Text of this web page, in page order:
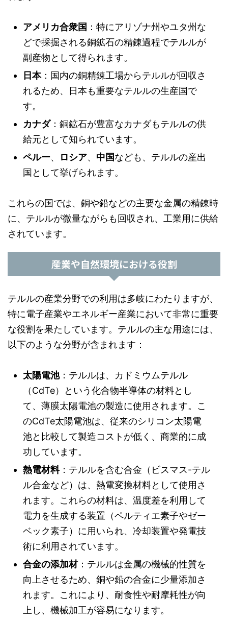
アメリカ合衆国 ：特にアリゾナ州やユタ州な
どで採掘される銅鉱石の精錬過程でテルルが
副産物として得られます。
日本：国内の銅精錬工場からテルルが回収さ
れるため、日本も重要なテルルの生産国で
す。
カナダ：銅鉱石が豊富なカナダもテルルの供
給元として知られています。
ペルー、 ロシア、 中国なども、テルルの産出
国として挙げられます。
これらの国では、銅や鉛などの主要な金属の精錬時
に、テルルが微量ながらも回収され、工業用に供給
されています。
産業や自然環境における役割
テルルの産業分野での利用は多岐にわたりますが、
特に電子産業やエネルギー産業において非常に重要
な役割を果たしています。テルルの主な用途には、
以下のような分野が含まれます：
太陽電池：テルルは、カドミウムテルル
（CdTe）という化合物半導体の材料とし
て、薄膜太陽電池の製造に使用されます。こ
のCdTe太陽電池は、従来のシリコン太陽電
池と比較して製造コストが低く、商業的に成
功しています。
熱電材料：テルルを含む合金（ビスマス-テル
ル合金など）は、熱電変換材料として使用さ
れます。これらの材料は、温度差を利用して
電力を生成する装置（ペルティエ素子やゼー
ベック素子）に用いられ、冷却装置や発電技
術に利用されています。
合金の添加材：テルルは金属の機械的性質を
向上させるため、銅や鉛の合金に少量添加さ
れます。これにより、耐食性や耐摩耗性が向
上し、機械加工が容易になります。